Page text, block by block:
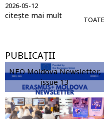
2026-05-12
citește mai mult
PUBLICAȚII
NEO Moldova Newsletter,
issue 13